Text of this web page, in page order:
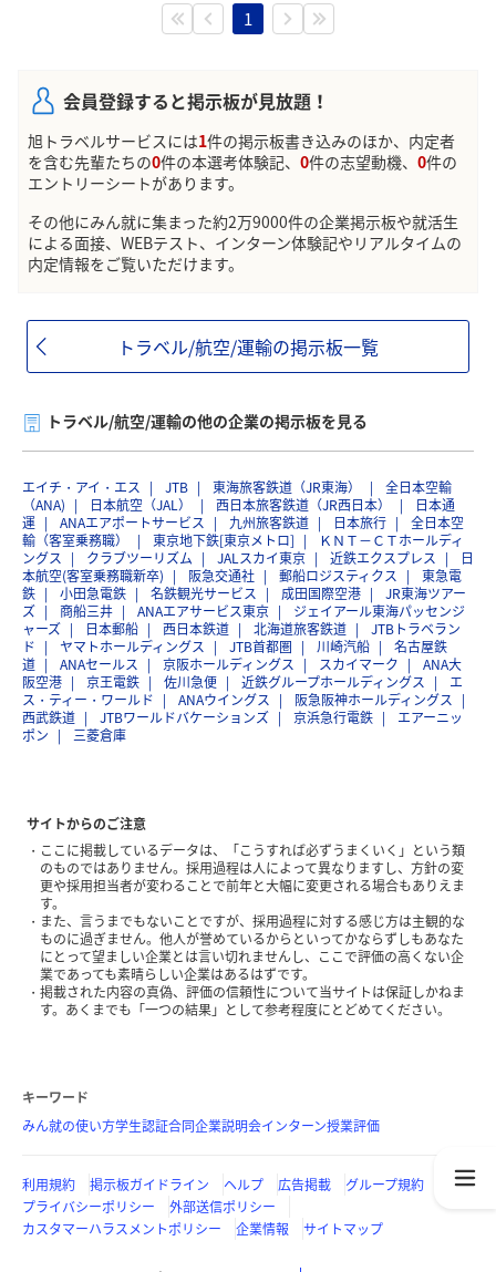
1
会員登録すると掲示板が見放題！
旭トラベルサービスには1件の掲示板書き込みのほか、内定者
を含む先輩たちの0件の本選考体験記、 0件の志望動機、 0件の
エントリーシートがあります。
その他にみん就に集まった約2万9000件の企業掲示板や就活生
による面接、WEBテスト、インターン体験記やリアルタイムの
内定情報をご覧いただけます。
トラベル/航空/運輸の掲示板一覧
トラベル/航空/運輸の他の企業の掲示板を見る
エイチ・アイ・エス JTB 東海旅客鉄道（JR東海）
全日本空輸
（ANA)
日本航空（JAL） 西日本旅客鉄道（JR西日本）
日本通
運
ANAエアポートサービス 九州旅客鉄道 日本旅行
全日本空
輸（客室乗務職）
東京地下鉄[東京メトロ]
ＫＮＴ－ＣＴホールディ
ングス
クラブツーリズム JALスカイ東京 近鉄エクスプレス
日
本航空(客室乗務職新卒)
阪急交通社 郵船ロジスティクス
東急電
鉄
小田急電鉄 名鉄観光サービス 成田国際空港
JR東海ツアー
ズ
商船三井 ANAエアサービス東京
ジェイアール東海パッセンジ
ャーズ
日本郵船 西日本鉄道 北海道旅客鉄道
JTBトラベラン
ド
ヤマトホールディングス JTB首都圏 川崎汽船
名古屋鉄
道
ANAセールス 京阪ホールディングス スカイマーク
ANA大
阪空港
京王電鉄 佐川急便 近鉄グループホールディングス
エ
ス・ティー・ワールド
ANAウイングス
阪急阪神ホールディングス
西武鉄道
JTBワールドバケーションズ 京浜急行電鉄
エアーニッ
ポン
三菱倉庫
サイトからのご注意
ここに掲載しているデータは、「こうすれば必ずうまくいく」という類
のものではありません。採用過程は人によって異なりますし、方針の変
更や採用担当者が変わることで前年と大幅に変更される場合もありえま
す。
また、言うまでもないことですが、採用過程に対する感じ方は主観的な
ものに過ぎません。他人が誉めているからといってかならずしもあなた
にとって望ましい企業とは言い切れませんし、ここで評価の高くない企
業であっても素晴らしい企業はあるはずです。
掲載された内容の真偽、評価の信頼性について当サイトは保証しかねま
す。あくまでも「一つの結果」として参考程度にとどめてください。
キーワード
みん就の使い方学生認証合同企業説明会インターン授業評価
利用規約 掲示板ガイドライン ヘルプ 広告掲載
グループ規約
プライバシーポリシー
外部送信ポリシー
カスタマーハラスメントポリシー
企業情報 サイトマップ